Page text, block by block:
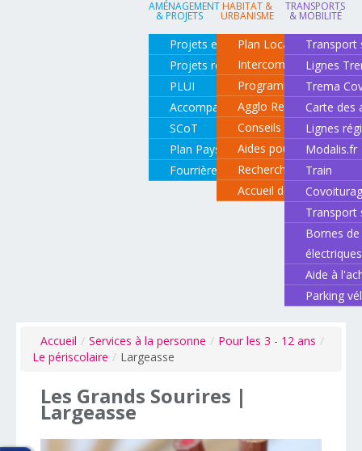
AMÉNAGEMENT
& PROJETS
Projets en cours
Projets réalisés
PLUI
Accompagnement de projets
SCoT
Plan Paysage
Fourrière animale
HABITAT &
URBANISME
Plan Local d'Urbanisme
Intercommunal
Programme local de
Agglo Renov
Conseils pour rénover
Aides pour rénover
Recherche d'un
Accueil des gens du
TRANSPORTS
& MOBILITÉ
Transport
Lignes
Trema
Carte des
Lignes
Modalis.fr
Train
Transport
Bornes
électriques
Aide à
Parking
Accueil / Services à la personne / Pour les 3 - 12 ans /
Le périscolaire / Largeasse
Les Grands Sourires |
Largeasse